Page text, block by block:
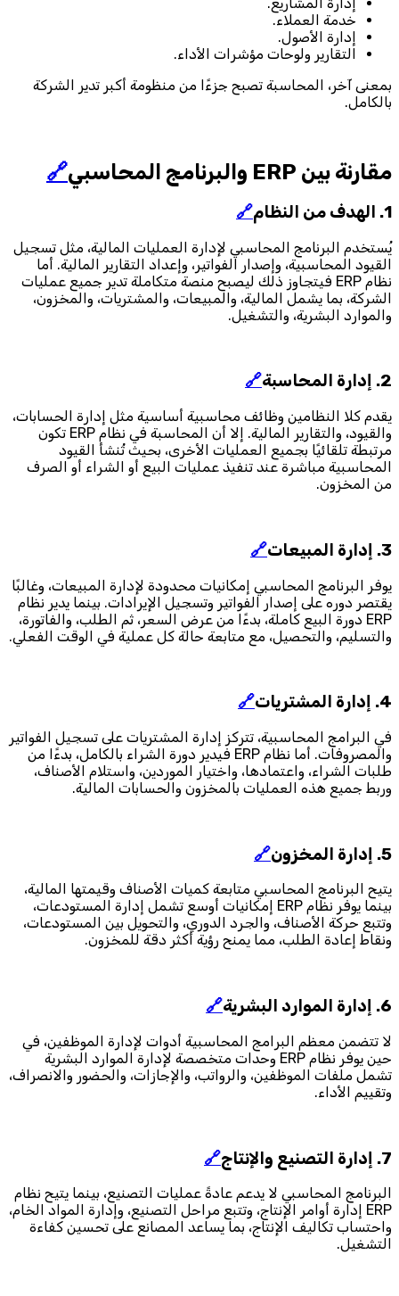
خدمة العملاء.
إدارة الأصول.
التقارير ولوحات مؤشرات الأداء.
بمعنى آخر، المحاسبة تصبح جزءًا من منظومة أكبر تدير الشركة
بالكامل.
مقارنة بين ERP والبرنامج المحاسبي 🔗
1. الهدف من النظام 🔗
يُستخدم البرنامج المحاسبي لإدارة العمليات المالية، مثل تسجيل
القيود المحاسبية، وإصدار الفواتير، وإعداد التقارير المالية. أما
نظام ERP فيتجاوز ذلك ليصبح منصة متكاملة تدير جميع عمليات
الشركة، بما يشمل المالية، والمبيعات، والمشتريات، والمخزون،
والموارد البشرية، والتشغيل.
2. إدارة المحاسبة 🔗
يقدم كلا النظامين وظائف محاسبية أساسية مثل إدارة الحسابات،
والقيود، والتقارير المالية. إلا أن المحاسبة في نظام ERP تكون
مرتبطة تلقائيًا بجميع العمليات الأخرى، بحيث تُنشأ القيود
المحاسبية مباشرة عند تنفيذ عمليات البيع أو الشراء أو الصرف
من المخزون.
3. إدارة المبيعات 🔗
يوفر البرنامج المحاسبي إمكانيات محدودة لإدارة المبيعات، وغالبًا
يقتصر دوره على إصدار الفواتير وتسجيل الإيرادات. بينما يدير نظام
ERP دورة البيع كاملة، بدءًا من عرض السعر، ثم الطلب، والفاتورة،
والتسليم، والتحصيل، مع متابعة حالة كل عملية في الوقت الفعلي.
4. إدارة المشتريات 🔗
في البرامج المحاسبية، تتركز إدارة المشتريات على تسجيل الفواتير
والمصروفات. أما نظام ERP فيدير دورة الشراء بالكامل، بدءًا من
طلبات الشراء، واعتمادها، واختيار الموردين، واستلام الأصناف،
وربط جميع هذه العمليات بالمخزون والحسابات المالية.
5. إدارة المخزون 🔗
يتيح البرنامج المحاسبي متابعة كميات الأصناف وقيمتها المالية،
بينما يوفر نظام ERP إمكانيات أوسع تشمل إدارة المستودعات،
وتتبع حركة الأصناف، والجرد الدوري، والتحويل بين المستودعات،
ونقاط إعادة الطلب، مما يمنح رؤية أكثر دقة للمخزون.
6. إدارة الموارد البشرية 🔗
لا تتضمن معظم البرامج المحاسبية أدوات لإدارة الموظفين، في
حين يوفر نظام ERP وحدات متخصصة لإدارة الموارد البشرية
تشمل ملفات الموظفين، والرواتب، والإجازات، والحضور والانصراف،
وتقييم الأداء.
7. إدارة التصنيع والإنتاج 🔗
البرنامج المحاسبي لا يدعم عادةً عمليات التصنيع، بينما يتيح نظام
ERP إدارة أوامر الإنتاج، وتتبع مراحل التصنيع، وإدارة المواد الخام،
واحتساب تكاليف الإنتاج، بما يساعد المصانع على تحسين كفاءة
التشغيل.